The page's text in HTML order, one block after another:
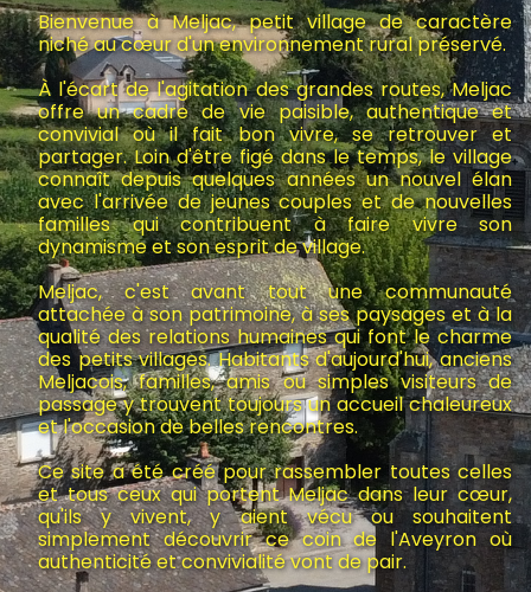
Bienvenue à Meljac, petit village de caractère
niché au cœur d'un environnement rural préservé.
À l'écart de l'agitation des grandes routes, Meljac
offre un cadre de vie paisible, authentique et
convivial où il fait bon vivre, se retrouver et
partager. Loin d'être figé dans le temps, le village
connaît depuis quelques années un nouvel élan
avec l'arrivée de jeunes couples et de nouvelles
familles qui contribuent à faire vivre son
dynamisme et son esprit de village.
Meljac, c'est avant tout une communauté
attachée à son patrimoine, à ses paysages et à la
qualité des relations humaines qui font le charme
des petits villages. Habitants d'aujourd'hui, anciens
Meljacois, familles, amis ou simples visiteurs de
passage y trouvent toujours un accueil chaleureux
et l'occasion de belles rencontres.
Ce site a été créé pour rassembler toutes celles
et tous ceux qui portent Meljac dans leur cœur,
qu'ils y vivent, y aient vécu ou souhaitent
simplement découvrir ce coin de l'Aveyron où
authenticité et convivialité vont de pair.